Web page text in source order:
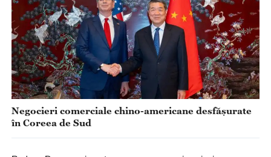
Negocieri comerciale chino-americane desfășurate
în Coreea de Sud